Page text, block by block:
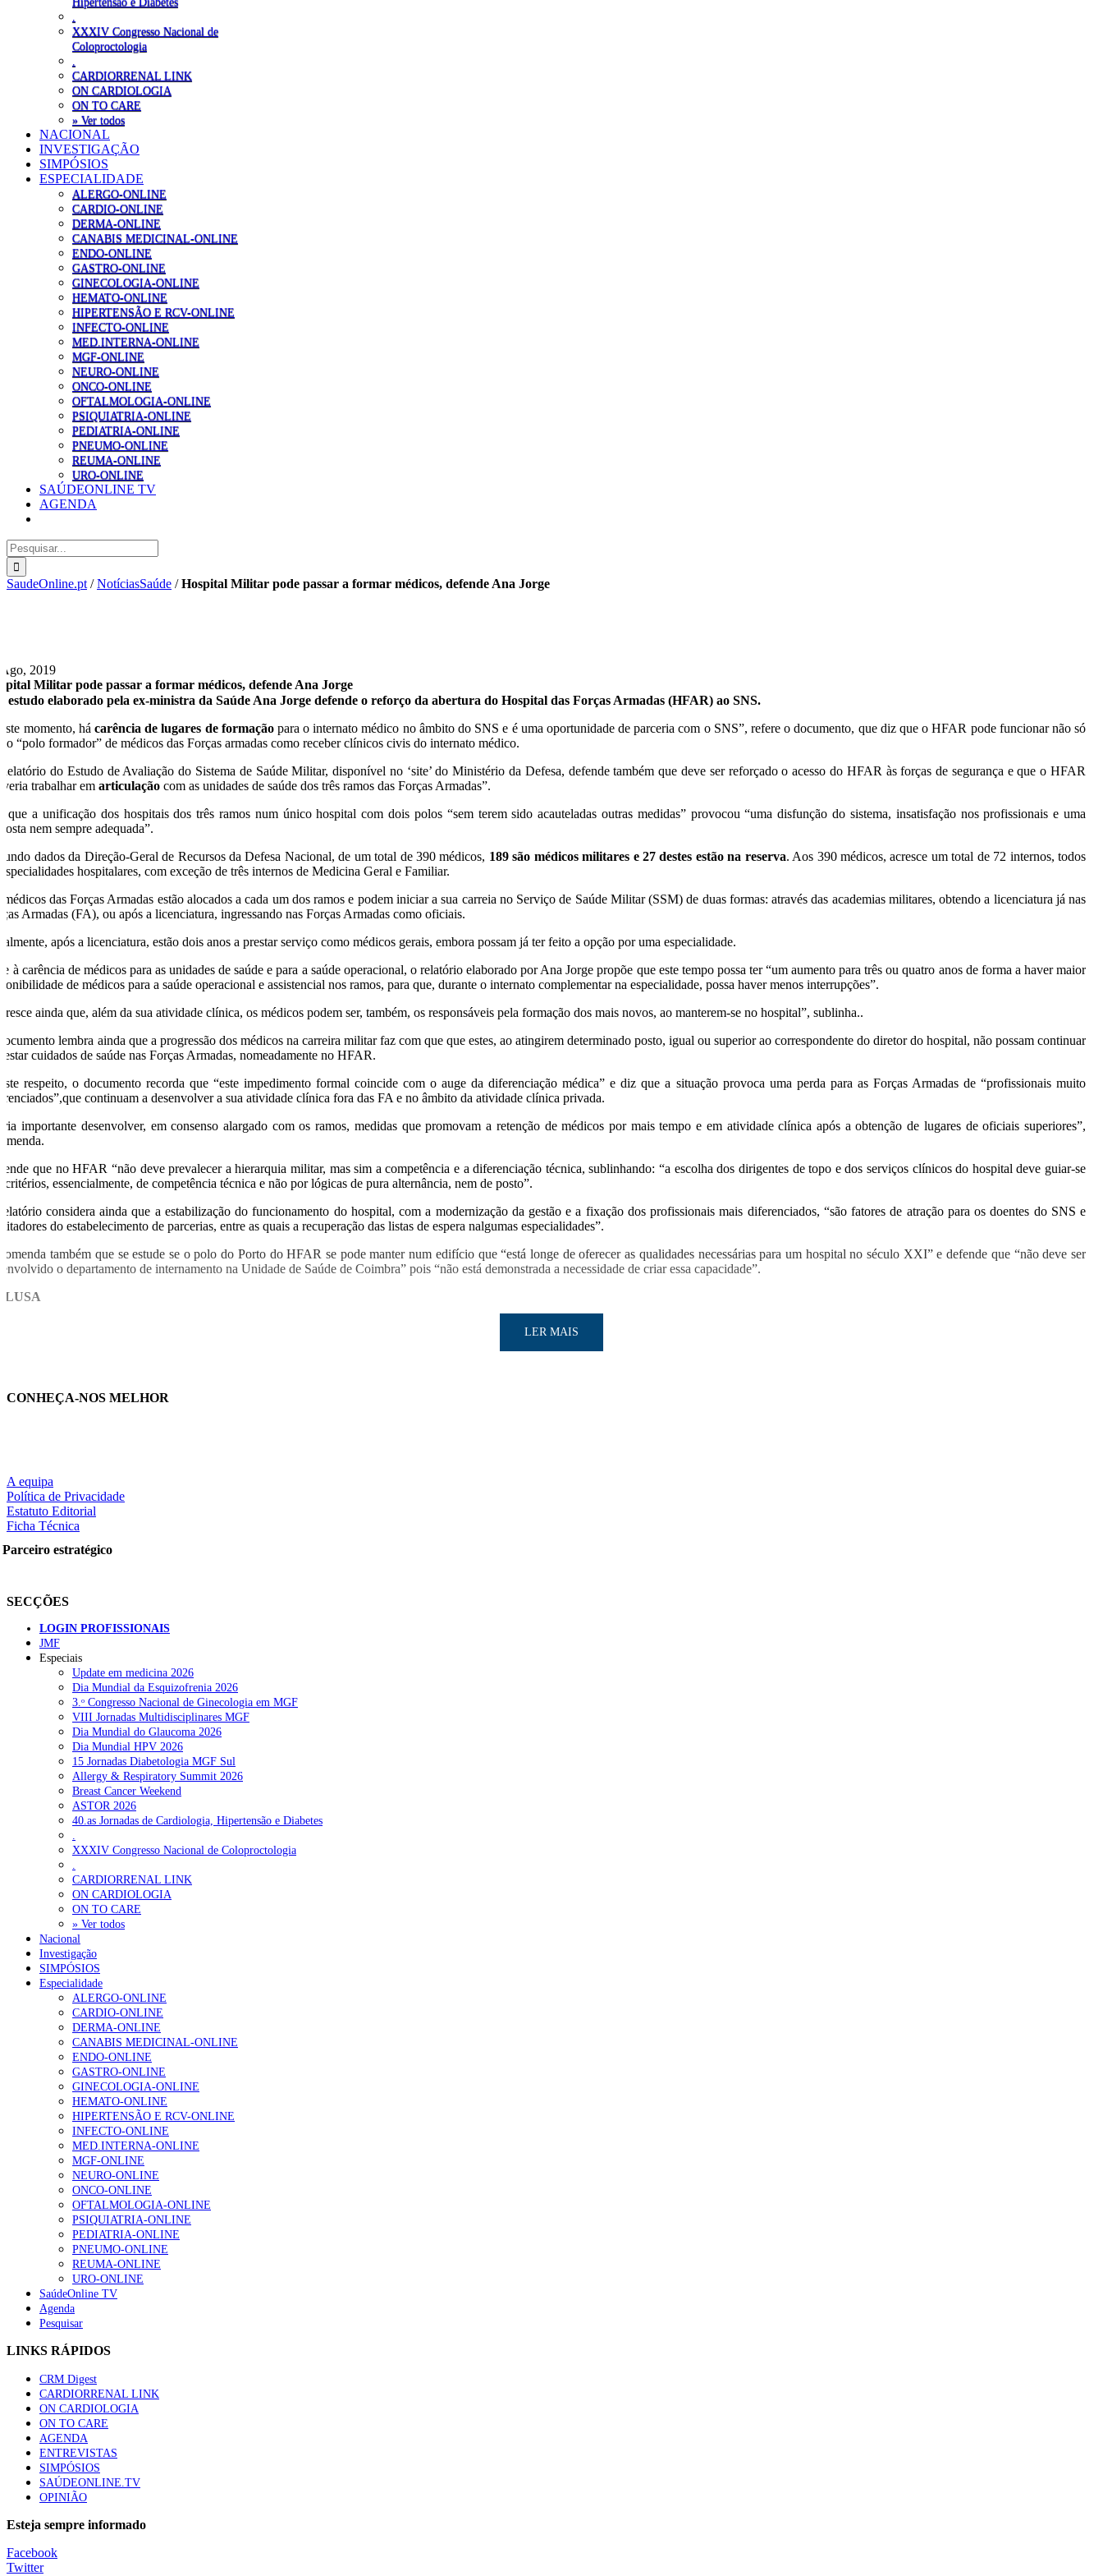
XXXIV Congresso Nacional de
Coloproctologia
CARDIORRENAL LINK
ON CARDIOLOGIA
ON TO CARE
» Ver todos
NACIONAL
INVESTIGAÇÃO
SIMPÓSIOS
ESPECIALIDADE
ALERGO-ONLINE
CARDIO-ONLINE
DERMA-ONLINE
CANABIS MEDICINAL-ONLINE
ENDO-ONLINE
GASTRO-ONLINE
GINECOLOGIA-ONLINE
HEMATO-ONLINE
HIPERTENSÃO E RCV-ONLINE
INFECTO-ONLINE
MED.INTERNA-ONLINE
MGF-ONLINE
NEURO-ONLINE
ONCO-ONLINE
OFTALMOLOGIA-ONLINE
PSIQUIATRIA-ONLINE
PEDIATRIA-ONLINE
PNEUMO-ONLINE
REUMA-ONLINE
URO-ONLINE
SAÚDEONLINE TV
AGENDA
Pesquisar
SaudeOnline.pt /NotíciasSaúde /Hospital Militar pode passar a formar médicos, defende Ana Jorge
2019
Militar pode passar a formar médicos, defende Ana Jorge
estudo elaborado pela ex-ministra da Saúde Ana Jorge defende o reforço da abertura do Hospital das Forças Armadas (HFAR) ao SNS.
momento, hácarência de lugares de formaçãopara o internato médico no âmbito do SNS e é uma oportunidade de parceria com o SNS”, refere o documento, que diz que o HFAR pode funcionar não só
“polo formador” de médicos das Forças armadas como receber clínicos civis do internato médico.
do Estudo de Avaliação do Sistema de Saúde Militar, disponível no ‘site’ do Ministério da Defesa, defende também que deve ser reforçado o acesso do HFAR às forças de segurança e que o HFAR
trabalhar emarticulação com as unidades de saúde dos três ramos das Forças Armadas”.
que a unificação dos hospitais dos três ramos num único hospital com dois polos “sem terem sido acauteladas outras medidas” provocou “uma disfunção do sistema, insatisfação nos profissionais e uma
nem sempre adequada”.
dados da Direção-Geral de Recursos da Defesa Nacional, de um total de 390 médicos, 189 são médicos militares e 27 destes estão na reserva. Aos 390 médicos, acresce um total de 72 internos, todos
hospitalares, com exceção de três internos de Medicina Geral e Familiar.
médicos das Forças Armadas estão alocados a cada um dos ramos e podem iniciar a sua carreia no Serviço de Saúde Militar (SSM) de duas formas: através das academias militares, obtendo a licenciatura já nas
Armadas (FA), ou após a licenciatura, ingressando nas Forças Armadas como oficiais.
após a licenciatura, estão dois anos a prestar serviço como médicos gerais, embora possam já ter feito a opção por uma especialidade.
à carência de médicos para as unidades de saúde e para a saúde operacional, o relatório elaborado por Ana Jorge propõe que este tempo possa ter “um aumento para três ou quatro anos de forma a haver maior
de médicos para a saúde operacional e assistencial nos ramos, para que, durante o internato complementar na especialidade, possa haver menos interrupções”.
ainda que, além da sua atividade clínica, os médicos podem ser, também, os responsáveis pela formação dos mais novos, ao manterem-se no hospital”, sublinha..
lembra ainda que a progressão dos médicos na carreira militar faz com que que estes, ao atingirem determinado posto, igual ou superior ao correspondente do diretor do hospital, não possam continuar
cuidados de saúde nas Forças Armadas, nomeadamente no HFAR.
respeito, o documento recorda que “este impedimento formal coincide com o auge da diferenciação médica” e diz que a situação provoca uma perda para as Forças Armadas de “profissionais muito
continuam a desenvolver a sua atividade clínica fora das FA e no âmbito da atividade clínica privada.
importante desenvolver, em consenso alargado com os ramos, medidas que promovam a retenção de médicos por mais tempo e em atividade clínica após a obtenção de lugares de oficiais superiores”,
que no HFAR “não deve prevalecer a hierarquia militar, mas sim a competência e a diferenciação técnica, sublinhando: “a escolha dos dirigentes de topo e dos serviços clínicos do hospital deve guiar-se
critérios, essencialmente, de competência técnica e não por lógicas de pura alternância, nem de posto”.
considera ainda que a estabilização do funcionamento do hospital, com a modernização da gestão e a fixação dos profissionais mais diferenciados, “são fatores de atração para os doentes do SNS e
do estabelecimento de parcerias, entre as quais a recuperação das listas de espera nalgumas especialidades”.
também que se estude se o polo do Porto do HFAR se pode manter num edifício que “está longe de oferecer as qualidades necessárias para um hospital no século XXI” e defende que “não deve ser
o departamento de internamento na Unidade de Saúde de Coimbra” pois “não está demonstrada a necessidade de criar essa capacidade”.
LUSA
nas redes sociais:
RECENTES
Quase 11.900 jovens recorreram aos cheques psicólogo e nutricionista no primeiro mês
ULS de Coimbra estreia cirurgia endoscópica do ouvido com apoio robótico em Portugal
Enfermeiros exigem esclarecimentos sobre eventual gestão privada da ULS do Algarve
Ordem dos Médicos alerta para riscos no novo sistema de acesso a consultas e cirurgias
Portugal está a formar os médicos de que precisa? 6 de Agosto, 2026
MAIS LIDAS
Enfermagem Forense. “Da urgência ao tribunal, cada gesto conta e cada profissional faz a diferença”
202 visualizações
Alguns milhares de utentes podem ficar sem médico de família com nova regras do registo, alerta associação
155 visualizações
1.º Episódio do Podcast “Frequência Cardio – Sintoniza-te na Insuficiência Cardíaca” da Bayer
99 visualizações
“Os programas de rastreio do cancro do pulmão são custo-efetivos e representam um investimento sustentável para os sistemas de saúde”
88 visualizações
Quase quatro em cada dez doentes com enfarte apresentavam níveis elevados de Lp(a), revela estudo
86 visualizações
Trodelvy aprovado para primeira linha no cancro da mama triplo negativo metastático em doentes não elegíveis para inibidores PD-(L)1
61 visualizações
MAIS NOTÍCIAS
Quase 11.900 jovens recorreram aos cheques psicólogo e nutricionista no primeiro mês
7 Ago, 2026|0 Comments
ULS de Coimbra estreia cirurgia endoscópica do ouvido com apoio robótico em Portugal
LER MAIS
CONHEÇA-NOS MELHOR
A equipa
Política de Privacidade
Estatuto Editorial
Ficha Técnica
Parceiro estratégico
SECÇÕES
LOGIN PROFISSIONAIS
JMF
Especiais
Update em medicina 2026
Dia Mundial da Esquizofrenia 2026
3.ᵒ Congresso Nacional de Ginecologia em MGF
VIII Jornadas Multidisciplinares MGF
Dia Mundial do Glaucoma 2026
Dia Mundial HPV 2026
15 Jornadas Diabetologia MGF Sul
Allergy & Respiratory Summit 2026
Breast Cancer Weekend
ASTOR 2026
40.as Jornadas de Cardiologia, Hipertensão e Diabetes
.
XXXIV Congresso Nacional de Coloproctologia
.
CARDIORRENAL LINK
ON CARDIOLOGIA
ON TO CARE
» Ver todos
Nacional
Investigação
SIMPÓSIOS
Especialidade
ALERGO-ONLINE
CARDIO-ONLINE
DERMA-ONLINE
CANABIS MEDICINAL-ONLINE
ENDO-ONLINE
GASTRO-ONLINE
GINECOLOGIA-ONLINE
HEMATO-ONLINE
HIPERTENSÃO E RCV-ONLINE
INFECTO-ONLINE
MED.INTERNA-ONLINE
MGF-ONLINE
NEURO-ONLINE
ONCO-ONLINE
OFTALMOLOGIA-ONLINE
PSIQUIATRIA-ONLINE
PEDIATRIA-ONLINE
PNEUMO-ONLINE
REUMA-ONLINE
URO-ONLINE
SaúdeOnline TV
Agenda
Pesquisar
LINKS RÁPIDOS
CRM Digest
CARDIORRENAL LINK
ON CARDIOLOGIA
ON TO CARE
AGENDA
ENTREVISTAS
SIMPÓSIOS
SAÚDEONLINE.TV
OPINIÃO
Esteja sempre informado
Facebook
Twitter